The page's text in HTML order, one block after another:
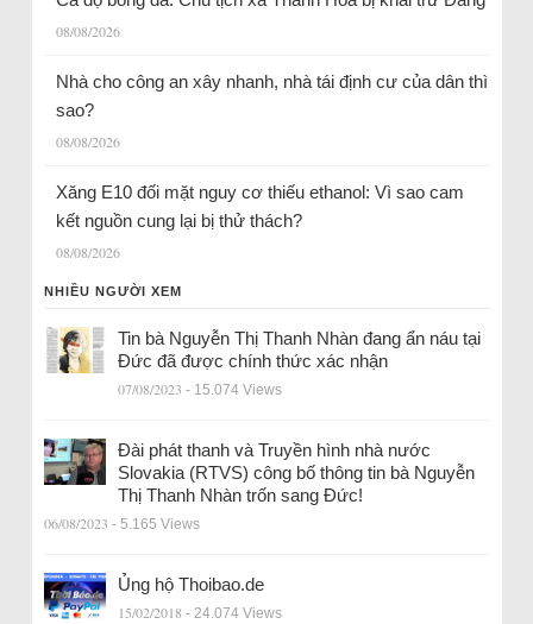
08/08/2026
Nhà cho công an xây nhanh, nhà tái định cư của dân thì
sao?
08/08/2026
Xăng E10 đối mặt nguy cơ thiếu ethanol: Vì sao cam
kết nguồn cung lại bị thử thách?
08/08/2026
NHIỀU NGƯỜI XEM
Tin bà Nguyễn Thị Thanh Nhàn đang ẩn náu tại
Đức đã được chính thức xác nhận
07/08/2023 - 15.074 Views
Đài phát thanh và Truyền hình nhà nước
Slovakia (RTVS) công bố thông tin bà Nguyễn
Thị Thanh Nhàn trốn sang Đức!
06/08/2023 - 5.165 Views
Ủng hộ Thoibao.de
15/02/2018 - 24.074 Views